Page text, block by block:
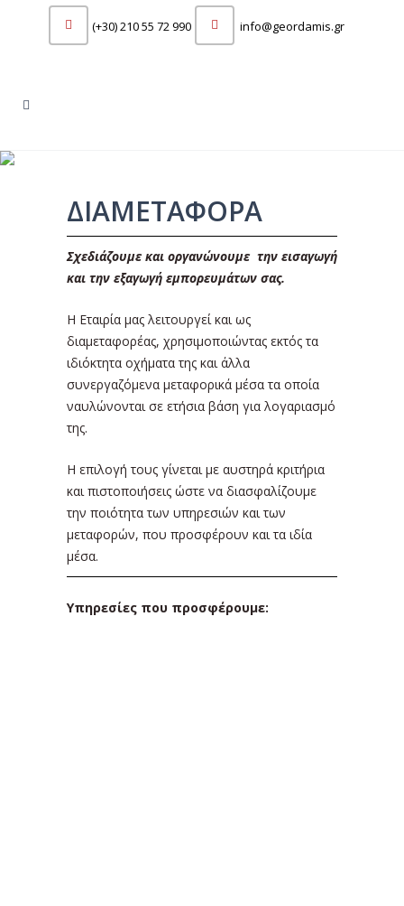
info@geordamis.gr
(+30) 210 55 72 990
ΔΙΑΜΕΤΑΦΟΡΑ
Σχεδιάζουμε και οργανώνουμε την εισαγωγή
και την εξαγωγή εμπορευμάτων σας.
Η Εταιρία μας λειτουργεί και ως
διαμεταφορέας, χρησιμοποιώντας εκτός τα
ιδιόκτητα οχήματα της και άλλα
συνεργαζόμενα μεταφορικά μέσα τα οποία
ναυλώνονται σε ετήσια βάση για λογαριασμό
της.
H επιλογή τους γίνεται με αυστηρά κριτήρια
και πιστοποιήσεις ώστε να διασφαλίζουμε
την ποιότητα των υπηρεσιών και των
μεταφορών, που προσφέρουν και τα ιδία
μέσα.
Υπηρεσίες που προσφέρουμε: